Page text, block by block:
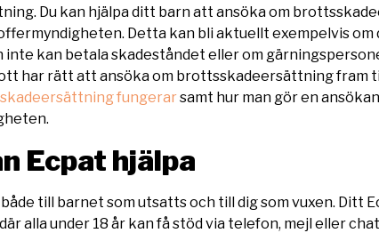
Du kan hjälpa ditt barn att ansöka om
Detta kan bli aktuellt exempelvis om
kan betala skadeståndet eller om
har rätt att ansöka om brottsskadeersättning fram
fungerarsamt hur man gör en
Ecpat hjälpa
till barnet som utsatts och till dig som vuxen. Ditt
alla under 18 år kan få stöd via telefon, mejl eller